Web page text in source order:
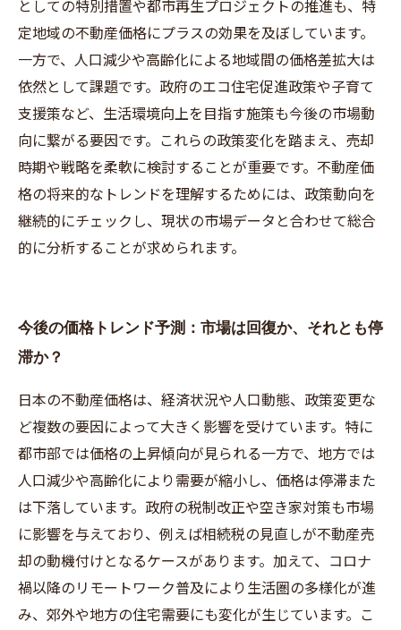
としての特別措置や都市再生プロジェクトの推進も、特
定地域の不動産価格にプラスの効果を及ぼしています。
一方で、人口減少や高齢化による地域間の価格差拡大は
依然として課題です。政府のエコ住宅促進政策や子育て
支援策など、生活環境向上を目指す施策も今後の市場動
向に繋がる要因です。これらの政策変化を踏まえ、売却
時期や戦略を柔軟に検討することが重要です。不動産価
格の将来的なトレンドを理解するためには、政策動向を
継続的にチェックし、現状の市場データと合わせて総合
的に分析することが求められます。
今後の価格トレンド予測：市場は回復か、それとも停
滞か？
日本の不動産価格は、経済状況や人口動態、政策変更な
ど複数の要因によって大きく影響を受けています。特に
都市部では価格の上昇傾向が見られる一方で、地方では
人口減少や高齢化により需要が縮小し、価格は停滞また
は下落しています。政府の税制改正や空き家対策も市場
に影響を与えており、例えば相続税の見直しが不動産売
却の動機付けとなるケースがあります。加えて、コロナ
禍以降のリモートワーク普及により生活圏の多様化が進
み、郊外や地方の住宅需要にも変化が生じています。こ